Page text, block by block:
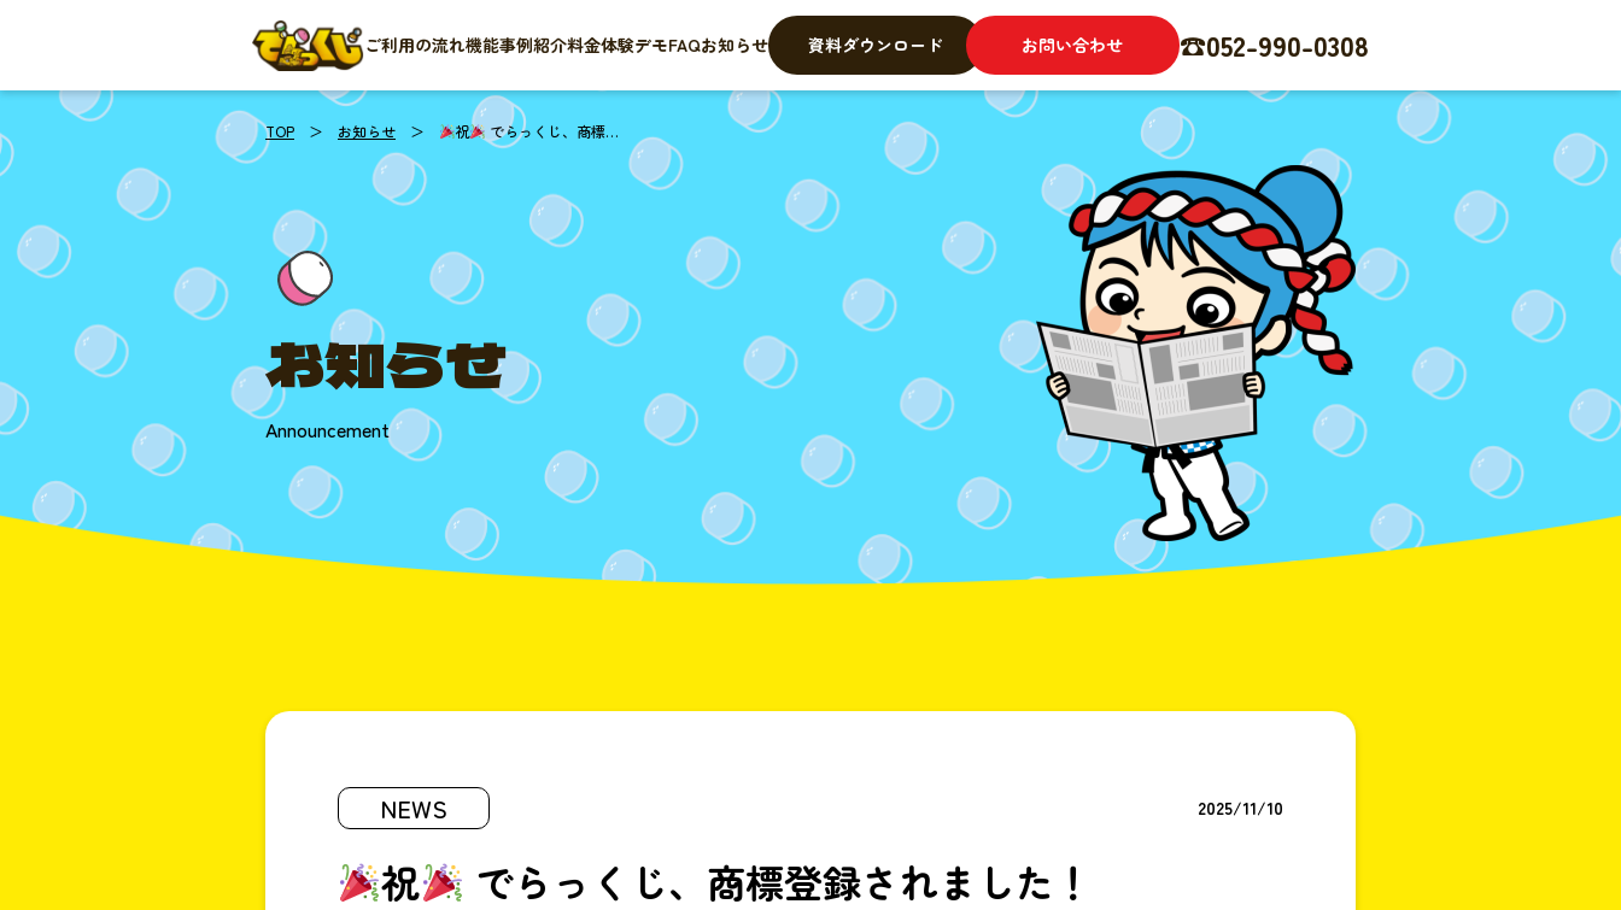
ご利用の流れ機能事例紹介料金体験デモFAQお知らせ 資料ダウンロード お問い合わせ ☎︎052-990-0308
TOP ＞ お知らせ ＞ 祝 でらっくじ、商標…
お知らせ
Announcement
NEWS 2025/11/10
祝 でらっくじ、商標登録されました！